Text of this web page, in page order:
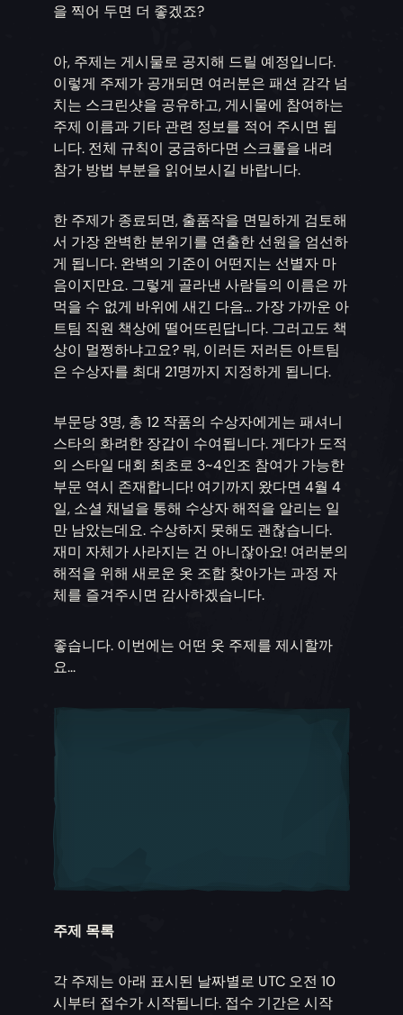
을 찍어 두면 더 좋겠죠?
아, 주제는 게시물로 공지해 드릴 예정입니다.
이렇게 주제가 공개되면 여러분은 패션 감각 넘
치는 스크린샷을 공유하고, 게시물에 참여하는
주제 이름과 기타 관련 정보를 적어 주시면 됩
니다. 전체 규칙이 궁금하다면 스크롤을 내려
참가 방법 부분을 읽어보시길 바랍니다.
한 주제가 종료되면, 출품작을 면밀하게 검토해
서 가장 완벽한 분위기를 연출한 선원을 엄선하
게 됩니다. 완벽의 기준이 어떤지는 선별자 마
음이지만요. 그렇게 골라낸 사람들의 이름은 까
먹을 수 없게 바위에 새긴 다음... 가장 가까운 아
트팀 직원 책상에 떨어뜨린답니다. 그러고도 책
상이 멀쩡하냐고요? 뭐, 이러든 저러든 아트팀
은 수상자를 최대 21명까지 지정하게 됩니다.
부문당 3명, 총 12 작품의 수상자에게는 패셔니
스타의 화려한 장갑이 수여됩니다. 게다가 도적
의 스타일 대회 최초로 3~4인조 참여가 가능한
부문 역시 존재합니다! 여기까지 왔다면 4월 4
일, 소셜 채널을 통해 수상자 해적을 알리는 일
만 남았는데요. 수상하지 못해도 괜찮습니다.
재미 자체가 사라지는 건 아니잖아요! 여러분의
해적을 위해 새로운 옷 조합 찾아가는 과정 자
체를 즐겨주시면 감사하겠습니다.
좋습니다. 이번에는 어떤 옷 주제를 제시할까
요...
주제 목록
각 주제는 아래 표시된 날짜별로 UTC 오전 10
시부터 접수가 시작됩니다. 접수 기간은 시작